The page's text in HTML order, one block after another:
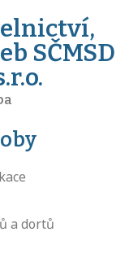
SČMSD
a dortů